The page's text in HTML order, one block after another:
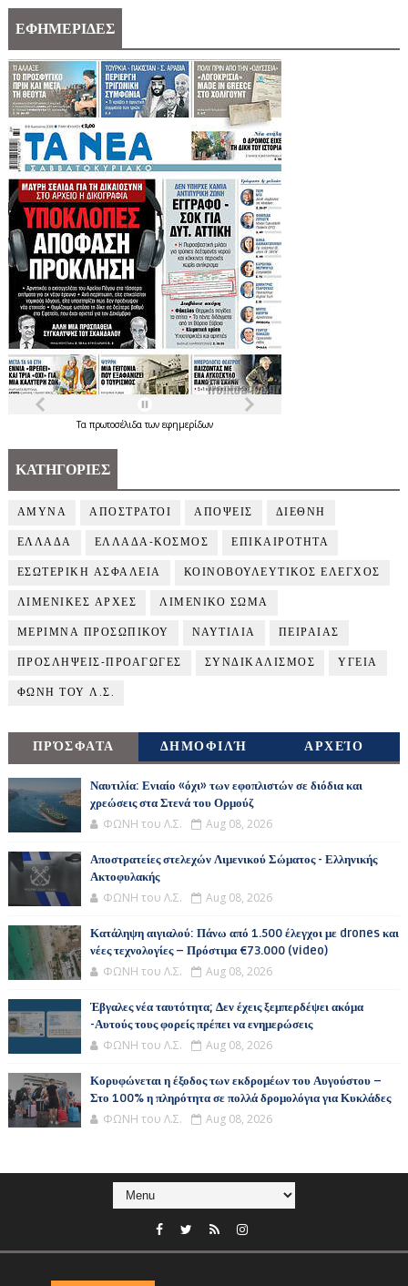
ΕΦΗΜΕΡΙΔΕΣ
Τα πρωτοσέλιδατων εφημερίδων
ΚΑΤΗΓΟΡΙΕΣ
ΑΜΥΝΑ ΑΠΟΣΤΡΑΤΟΙ ΑΠΟΨΕΙΣ ΔΙΕΘΝΗ
ΕΛΛΑΔΑ ΕΛΛΑΔΑ-ΚΟΣΜΟΣ ΕΠΙΚΑΙΡΟΤΗΤΑ
ΕΣΩΤΕΡΙΚΗ ΑΣΦΑΛΕΙΑ ΚΟΙΝΟΒΟΥΛΕΥΤΙΚΟΣ ΕΛΕΓΧΟΣ
ΛΙΜΕΝΙΚΕΣ ΑΡΧΕΣ ΛΙΜΕΝΙΚΟ ΣΩΜΑ
ΜΕΡΙΜΝΑ ΠΡΟΣΩΠΙΚΟΥ ΝΑΥΤΙΛΙΑ ΠΕΙΡΑΙΑΣ
ΠΡΟΣΛΗΨΕΙΣ-ΠΡΟΑΓΩΓΕΣ ΣΥΝΔΙΚΑΛΙΣΜΟΣ ΥΓΕΙΑ
ΦΩΝΗ ΤΟΥ Λ.Σ.
ΠΡΌΣΦΑΤΑ ΔΗΜΟΦΙΛΉ ΑΡΧΕΊΟ
Ναυτιλία: Ενιαίο «όχι» των εφοπλιστών σε διόδια και
χρεώσεις στα Στενά του Ορμούζ
ΦΩΝΗ του Λ.Σ. Aug 08, 2026
Αποστρατείες στελεχών Λιμενικού Σώματος - Ελληνικής
Ακτοφυλακής
ΦΩΝΗ του Λ.Σ. Aug 08, 2026
Κατάληψη αιγιαλού: Πάνω από 1.500 έλεγχοι με drones και
νέες τεχνολογίες – Πρόστιμα €73.000 (video)
ΦΩΝΗ του Λ.Σ. Aug 08, 2026
Έβγαλες νέα ταυτότητα; Δεν έχεις ξεμπερδέψει ακόμα
-Αυτούς τους φορείς πρέπει να ενημερώσεις
ΦΩΝΗ του Λ.Σ. Aug 08, 2026
Κορυφώνεται η έξοδος των εκδρομέων του Αυγούστου –
Στο 100% η πληρότητα σε πολλά δρομολόγια για Κυκλάδες
ΦΩΝΗ του Λ.Σ. Aug 08, 2026